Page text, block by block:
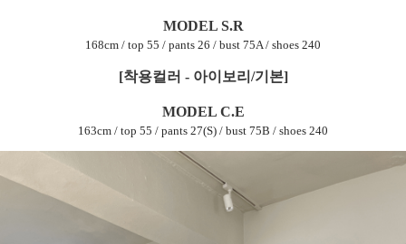
MODEL S.R
168cm / top 55 / pants 26 / bust 75A / shoes 240
[착용컬러 - 아이보리/기본]
MODEL C.E
163cm / top 55 / pants 27(S) / bust 75B / shoes 240